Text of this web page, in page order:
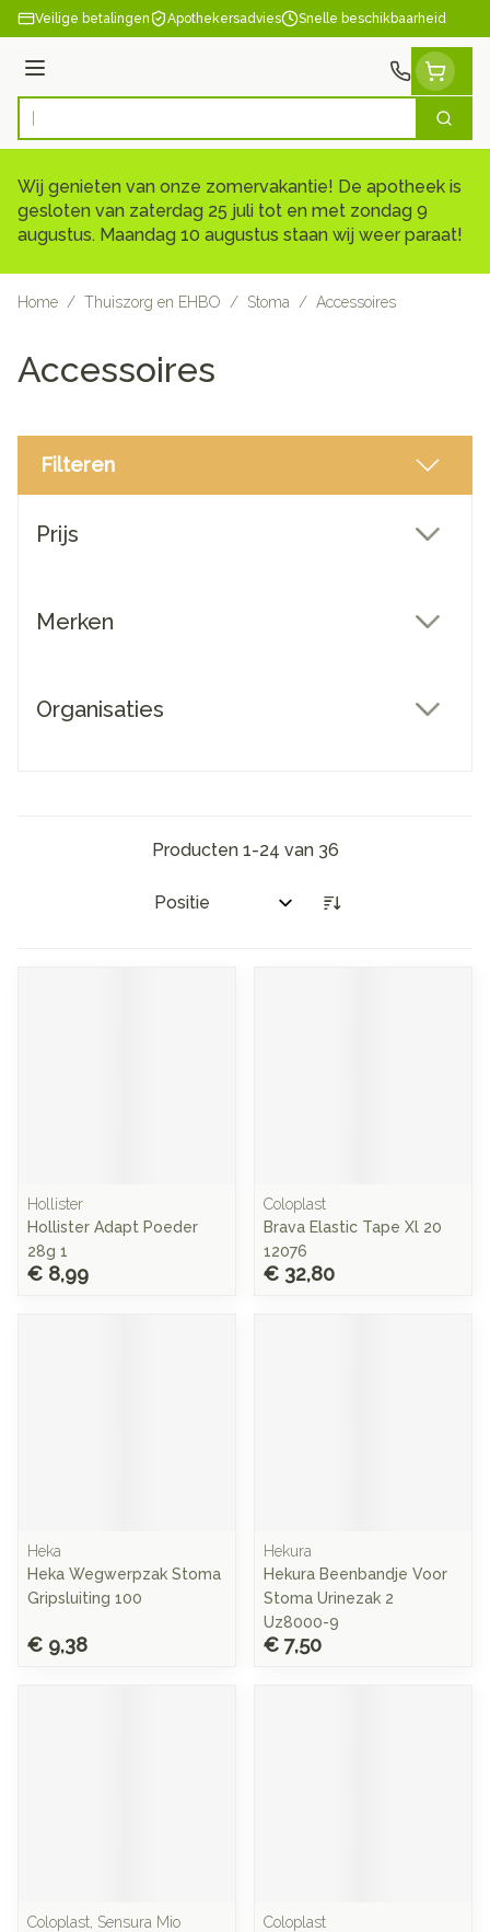
Ga naar de inhoud
Veilige betalingen Apothekersadvies Snelle beschikbaarheid
Menu
Product, merk, categorie... Zoek
Wij genieten van onze zomervakantie! De apotheek is
gesloten van zaterdag 25 juli tot en met zondag 9
augustus. Maandag 10 augustus staan wij weer paraat!
Home / Thuiszorg en EHBO / Stoma / Accessoires
Accessoires
Filteren
Prijs
Merken
Organisaties
Producten 1-24 van 36
Sorteer op:
Hollister
Hollister Adapt Poeder
28g 1
€ 8,99
Coloplast
Brava Elastic Tape Xl 20
12076
€ 32,80
Heka
Heka Wegwerpzak Stoma
Gripsluiting 100
€ 9,38
Hekura
Hekura Beenbandje Voor
Stoma Urinezak 2
Uz8000-9
€ 7,50
Coloplast, Sensura Mio
Coloplast